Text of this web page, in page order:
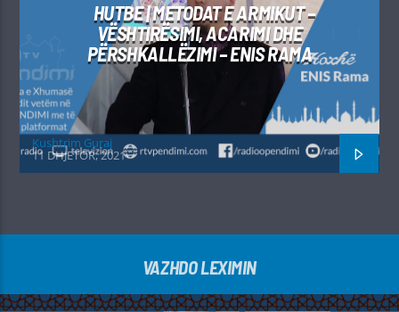
HUTBE | METODAT E ARMIKUT –
VËSHTIRËSIMI, ACARIMI DHE
PËRSHKALLËZIMI – ENIS RAMA
Kushtrim Guraj
11 DHJETOR, 2021
VAZHDO LEXIMIN